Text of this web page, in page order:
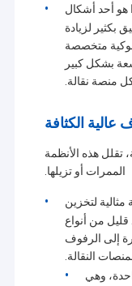
هو أحد أشكال
بكثير لزيادة
متخصصة
بشكل كبير
منصة نقالة.
تقلل هذه الأنظمة
الممرات أو تزيلها.
مثالية لتخزين
من أنواع
إلى الرفوف
النقالة.
وهي